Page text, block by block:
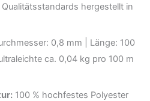
hergestellt in
0,8 mm | Länge: 100
ca. 0,04 kg pro 100 m
100 % hochfestes Polyester